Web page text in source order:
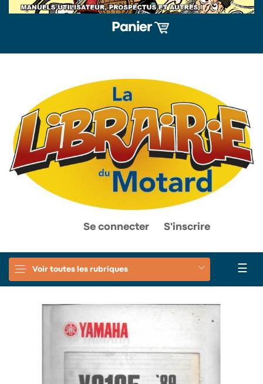
Panier
Se connecter S'inscrire
Voir toutes les rubriques ☰